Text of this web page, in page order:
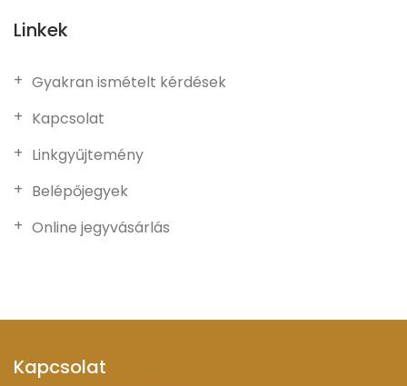
Linkek
Gyakran ismételt kérdések
Kapcsolat
Linkgyűjtemény
Belépőjegyek
Online jegyvásárlás
Kapcsolat